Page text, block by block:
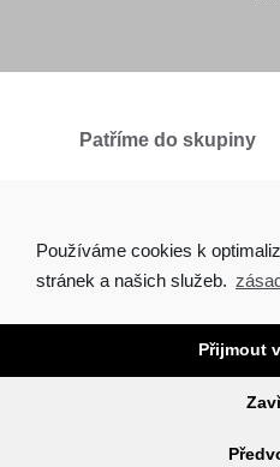
Patříme do skupiny
Copyright © 2026 Arch.Design,
Tvorba webových stránek Brno
PROJEKTY
Používáme cookies k
stránek a našich služeb.
Přijmout